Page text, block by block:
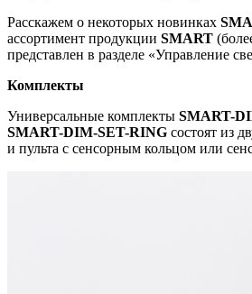
Расскажем о некоторых новинках SM
ассортимент продукции SMART
представлен в разделе «Управление
Комплекты
Универсальные комплекты SMART-
SMART-DIM-SET-RING состоят из
и пульта с сенсорным кольцом или